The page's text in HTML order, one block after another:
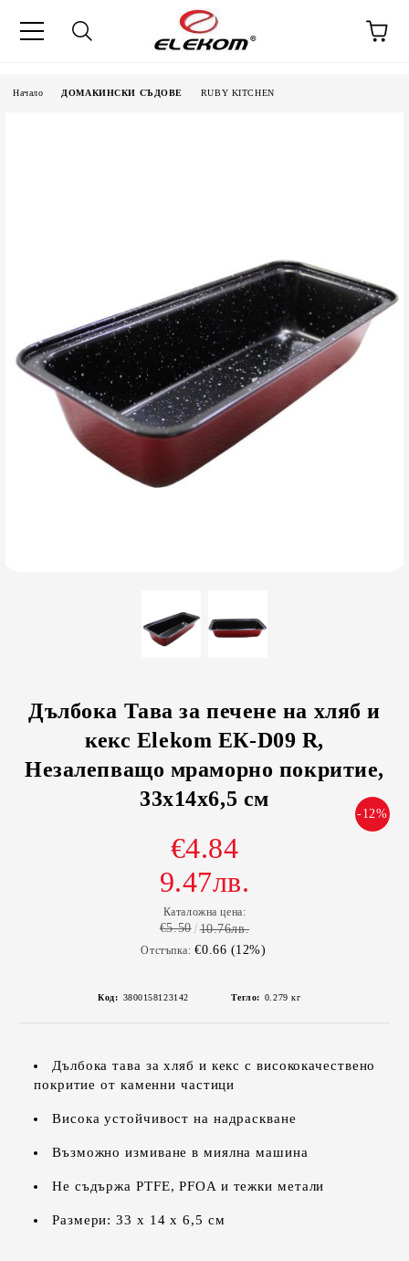
Начало ДОМАКИНСКИ СЪДОВЕ RUBY KITCHEN
Дълбока Тава за печене на хляб и
кекс Elekom ЕК-D09 R,
Незалепващо мраморно покритие,
33х14x6,5 см
-12%
€4.84
9.47лв.
Каталожна цена:
€5.50 10.76лв.
Отстъпка: €0.66 (12%)
Код: 3800158123142 Тегло: 0.279 кг
Дълбока тава за хляб и кекс с висококачествено
покритие от каменни частици
Висока устойчивост на надраскване
Възможно измиване в миялна машина
Не съдържа PTFE, PFOA и тежки метали
Размери: 33 х 14 х 6,5 см